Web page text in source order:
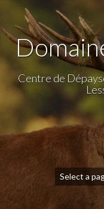
Centre de